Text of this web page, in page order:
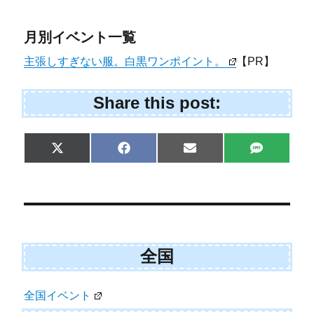
月別イベント一覧
主張しすぎない服。白黒ワンポイント。 【PR】
Share this post:
Share
on
X
(
t
r
Share
on
F
a
o
Share
on
E
m
Share
on
S
M
全国
全国イベント